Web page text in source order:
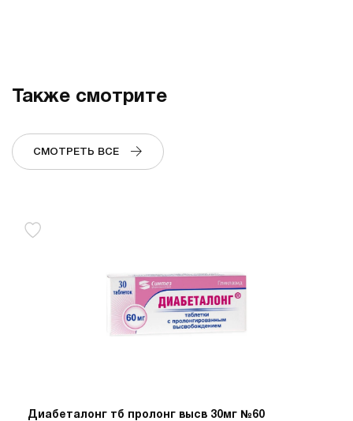
Также смотрите
СМОТРЕТЬ ВСЕ
Диабеталонг тб пролонг высв 30мг №60